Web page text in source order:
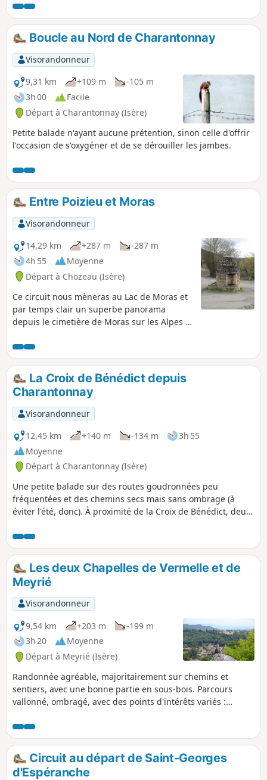
passage en forêt et à travers champs.
Boucle au Nord de Charantonnay
Visorandonneur
9,31 km
+109 m
-105 m
3h 00
Facile
Départ à Charantonnay (Isère)
Petite balade n'ayant aucune prétention, sinon celle d'offrir
l'occasion de s'oxygéner et de se dérouiller les jambes.
Entre Poizieu et Moras
Visorandonneur
14,29 km
+287 m
-287 m
4h 55
Moyenne
Départ à Chozeau (Isère)
Ce circuit nous mèneras au Lac de Moras et
par temps clair un superbe panorama
depuis le cimetière de Moras sur les Alpes et
La Croix de Bénédict depuis
Charantonnay
Visorandonneur
12,45 km
+140 m -134 m
3h 55
Moyenne
Départ à Charantonnay (Isère)
Une petite balade sur des routes goudronnées peu
fréquentées et des chemins secs mais sans ombrage (à
éviter l'été, donc). À proximité de la Croix de Bénédict, deux
ceux du Bugey mais aussi sur les Alpes, la Chartreuse et le
Vercors.
Les deux Chapelles de Vermelle et de
Meyrié
Visorandonneur
9,54 km
+203 m
-199 m
3h 20
Moyenne
Départ à Meyrié (Isère)
Randonnée agréable, majoritairement sur chemins et
sentiers, avec une bonne partie en sous-bois. Parcours
vallonné, ombragé, avec des points d'intérêts variés :
vallée de l'Agny, la charmante petite église de Vermelle,
datant du XIIe siècle et la Chapelle de la petite Salette de
Meyrié.Circuit au départ de Saint-Georges
d'Espéranche